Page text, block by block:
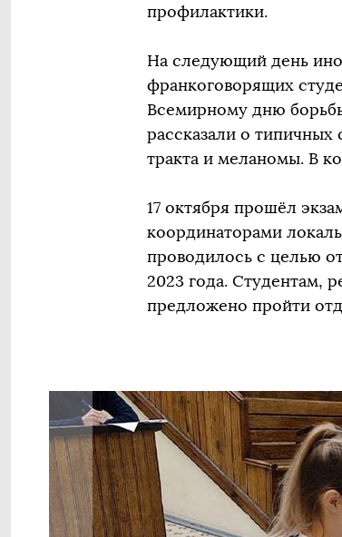
профилактики.
На следующий день
франкоговорящих
Всемирному дню
рассказали о
тракта и меланомы. В
17 октября прошёл
координаторами
проводилось с целью
2023 года. Студентам,
предложено пройти